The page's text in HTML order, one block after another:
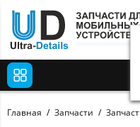
Главная Запчасти